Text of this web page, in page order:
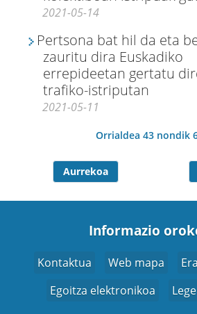
2021-05-14
Pertsona bat hil da eta
zauritu dira Euskadiko
errepideetan gertatu
trafiko-istriputan
2021-05-11
Orrialdea 43 nondik
Aurrekoa
Informazio
Kontaktua Web mapa
Egoitza elektronikoa